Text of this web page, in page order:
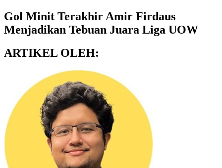
Gol Minit Terakhir Amir Firdaus
Menjadikan Tebuan Juara Liga UOW
ARTIKEL OLEH: